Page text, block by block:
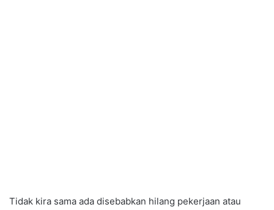
Tidak kira sama ada disebabkan hilang pekerjaan atau